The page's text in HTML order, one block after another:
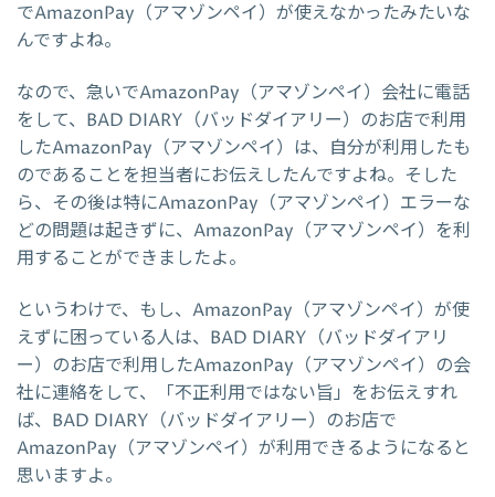
でAmazonPay（アマゾンペイ）が使えなかったみたいな
んですよね。
なので、急いでAmazonPay（アマゾンペイ）会社に電話
をして、BAD DIARY（バッドダイアリー）のお店で利用
したAmazonPay（アマゾンペイ）は、自分が利用したも
のであることを担当者にお伝えしたんですよね。そした
ら、その後は特にAmazonPay（アマゾンペイ）エラーな
どの問題は起きずに、AmazonPay（アマゾンペイ）を利
用することができましたよ。
というわけで、もし、AmazonPay（アマゾンペイ）が使
えずに困っている人は、BAD DIARY（バッドダイアリ
ー）のお店で利用したAmazonPay（アマゾンペイ）の会
社に連絡をして、「不正利用ではない旨」をお伝えすれ
ば、BAD DIARY（バッドダイアリー）のお店で
AmazonPay（アマゾンペイ）が利用できるようになると
思いますよ。